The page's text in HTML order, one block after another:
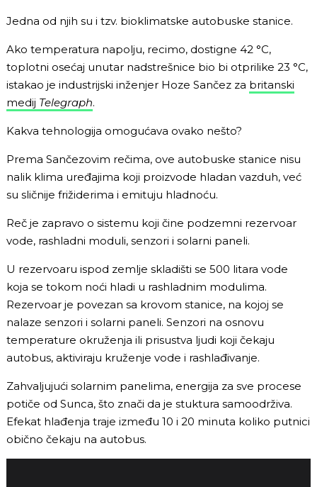
Jedna od njih su i tzv. bioklimatske autobuske stanice.
Ako temperatura napolju, recimo, dostigne 42 °C,
toplotni osećaj unutar nadstrešnice bio bi otprilike 23 °C,
istakao je industrijski inženjer Hoze Sančez za britanski
medij Telegraph.
Kakva tehnologija omogućava ovako nešto?
Prema Sančezovim rečima, ove autobuske stanice nisu
nalik klima uređajima koji proizvode hladan vazduh, već
su sličnije frižiderima i emituju hladnoću.
Reč je zapravo o sistemu koji čine podzemni rezervoar
vode, rashladni moduli, senzori i solarni paneli.
U rezervoaru ispod zemlje skladišti se 500 litara vode
koja se tokom noći hladi u rashladnim modulima.
Rezervoar je povezan sa krovom stanice, na kojoj se
nalaze senzori i solarni paneli. Senzori na osnovu
temperature okruženja ili prisustva ljudi koji čekaju
autobus, aktiviraju kruženje vode i rashlađivanje.
Zahvaljujući solarnim panelima, energija za sve procese
potiče od Sunca, što znači da je stuktura samoodrživa.
Efekat hlađenja traje između 10 i 20 minuta koliko putnici
obično čekaju na autobus.